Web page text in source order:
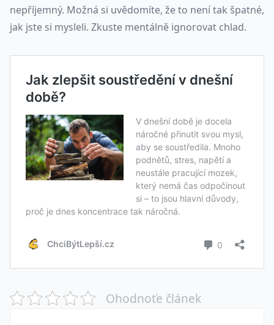
nepříjemný. Možná si uvědomíte, že to není tak špatné,
jak jste si mysleli. Zkuste mentálně ignorovat chlad.
Ohodnoťe článek